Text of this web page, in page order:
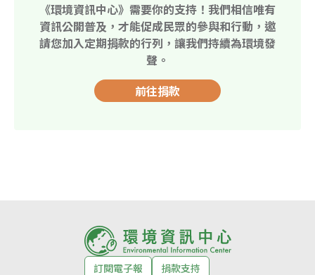
《環境資訊中心》需要你的支持！我們相信唯有
資訊公開普及，才能促成民眾的參與和行動，邀
請您加入定期捐款的行列，讓我們持續為環境發
聲。
前往捐款
訂閱電子報 捐款支持